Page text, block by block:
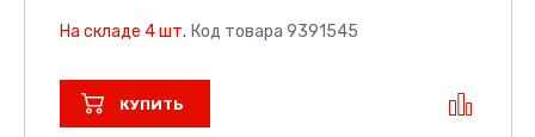
На складе 4 шт. Код товара 9391545
КУПИТЬ